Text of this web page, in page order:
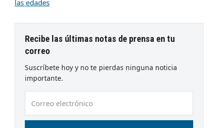
las edades
Recibe las últimas notas de prensa en tu
correo
Suscríbete hoy y no te pierdas ninguna noticia
importante.
electrónico